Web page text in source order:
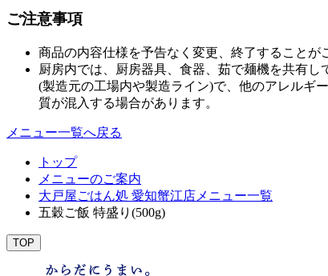
ご注意事項
商品の内容仕様を予告なく変更、終了することが
厨房内では、厨房器具、食器、茹で麺機を共有
(製造元の工場内や製造ライン)で、他のアレルギ
質が混入する場合があります。
メニュー一覧へ戻る
トップ
メニューのご案内
大戸屋ごはん処 愛知蟹江店メニュー一覧
五穀ご飯 特盛り(500g)
TOP